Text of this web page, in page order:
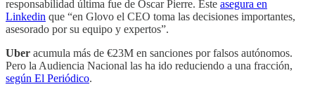
responsabilidad última fue de Óscar Pierre. Éste asegura en
Linkedin que “en Glovo el CEO toma las decisiones importantes,
asesorado por su equipo y expertos”.
Uber acumula más de €23M en sanciones por falsos autónomos.
Pero la Audiencia Nacional las ha ido reduciendo a una fracción,
según El Periódico.